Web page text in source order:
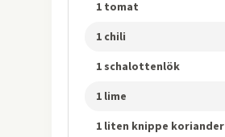
1 tomat
1 chili
1 schalottenlök
1 lime
1 liten knippe koriander